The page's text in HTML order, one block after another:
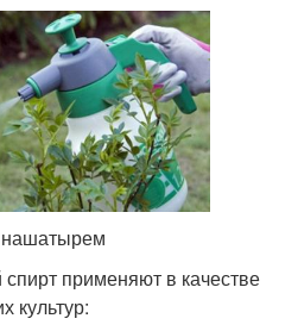
применяют в качестве
культур: